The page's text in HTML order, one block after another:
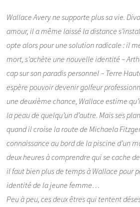
Wallace Avery ne supporte plus sa vie.
amour, il a même laissé la distance
opte alors pour une solution radicale : il
mort, s’achète une nouvelle identité –
cap sur son paradis personnel – Terre
espère pouvoir devenir golfeur
une deuxième chance, Wallace estime
la peau de quelqu’un d’autre. Mais ses
quand il croise la route de Michaela
connaissance au bord de la piscine d’un
deux heures à comprendre qui se cache
il faut bien plus de temps à Wallace pour
identité de la jeune femme…
Peu à peu, ces deux êtres qui tentent